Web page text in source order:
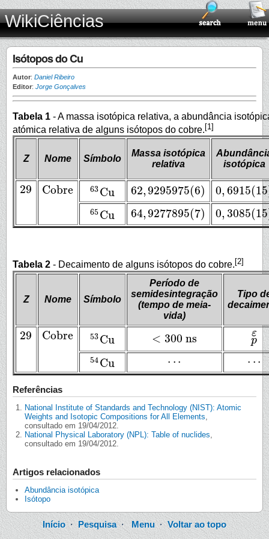
WikiCiências
Isótopos do Cu
Autor: Daniel Ribeiro
Editor: Jorge Gonçalves
Z Nome Símbolo
Massa isotópica
relativa
isotópica
Tabela 1 - A massa isotópica relativa, a abundância
atómica relativa de alguns isótopos do cobre. [1]
29
29 Cobre
Cobre 63Cu
63Cu 62,9295975(6)
62,9295975(6) 0, 6915(15
0,6915(15)
65Cu
65Cu 64,9277895(7)
64,9277895(7) 0, 3085(15
0,3085(15)
Z Nome Símbolo
Período de
semidesintegração
(tempo de meia-
vida)
Tipo
Tabela 2 - Decaimento de alguns isótopos do cobre. [2]
29
29 Cobre
Cobre 53Cu
53Cu < 300 ns
<300ns
ε
ε
p
p
54Cu
54Cu . . .
. . . . .
. .
Referências
National Institute of Standards and Technology (NIST): Atomic
Weights and Isotopic Compositions for All Elements
consultado em 19/04/2012.
National Physical Laboratory (NPL): Table of nuclides
consultado em 19/04/2012.
Artigos relacionados
Abundância isotópica
Isótopo
Início·Pesquisa·Menu·Voltar ao topo